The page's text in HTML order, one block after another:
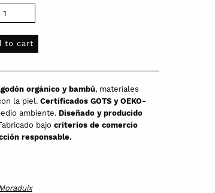
to cart
orgánico y bambú, materiales
la piel. Certificados GOTS y OEKO-
ambiente. Diseñado y producido
bajo criterios de comercio
responsable.